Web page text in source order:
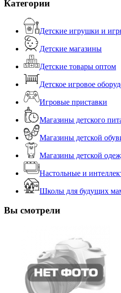
Категории
Детские игрушки и
Детские магазины
Детские товары оптом
Детское игровое
Игровые приставки
Магазины детского
Магазины детской
Магазины детской
Настольные и
Школы для будущих
Вы смотрели